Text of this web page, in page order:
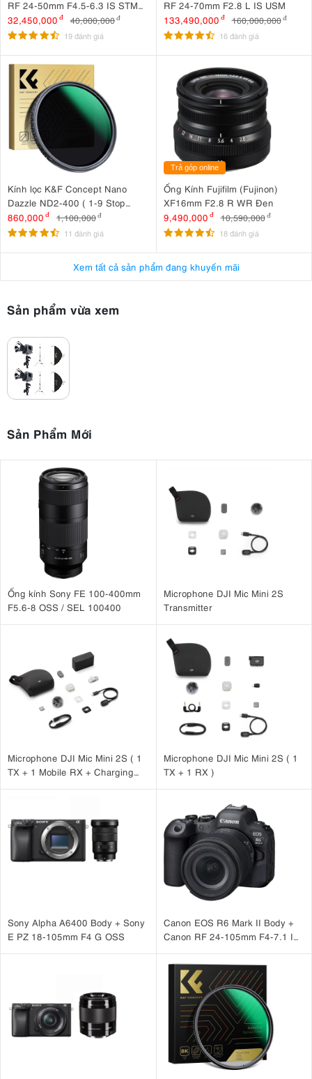
RF 24-50mm F4.5-6.3 IS STM
(nhập khẩu)
32,450,000 đ 40,000,000đ
19 đánh giá
RF 24-70mm F2.8 L IS USM
133,490,000 đ 160,000,000 đ
16 đánh giá
Kính lọc K&F Concept Nano
Dazzle ND2-400 ( 1-9 Stop
) 72mm KF01.2361
860,000 đ 1,100,000đ
11 đánh giá
Trả góp online
Ống Kính Fujifilm (Fujinon)
XF16mm F2.8 R WR Đen
9,490,000 đ 10,590,000 đ
18 đánh giá
Xem tất cả sản phẩm đang khuyến mãi
Sản phẩm vừa xem
Sản Phẩm Mới
Ống kính Sony FE 100-400mm
F5.6-8 OSS / SEL 100400
Microphone DJI Mic Mini 2S
Transmitter
Microphone DJI Mic Mini 2S ( 1
TX + 1 Mobile RX + Charging
Microphone DJI Mic Mini 2S ( 1
TX + 1 RX )
Sony Alpha A6400 Body + Sony
E PZ 18-105mm F4 G OSS
Canon EOS R6 Mark II Body +
Canon RF 24-105mm F4-7.1 IS